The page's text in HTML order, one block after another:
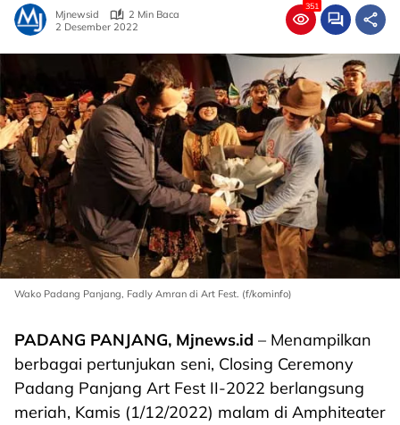
Mjnewsid
2 Min Baca
2 Desember 2022
351
Wako Padang Panjang, Fadly Amran di Art Fest. (f/kominfo)
PADANG PANJANG, Mjnews.id – Menampilkan
berbagai pertunjukan seni, Closing Ceremony
Padang Panjang Art Fest II-2022 berlangsung
meriah, Kamis (1/12/2022) malam di Amphiteater